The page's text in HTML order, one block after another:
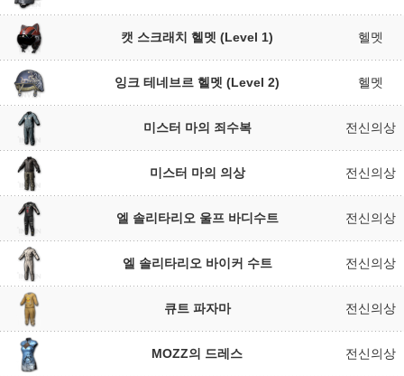
캣 스크래치 헬멧 (Level 1) 헬멧
잉크 테네브르 헬멧 (Level 2) 헬멧
미스터 마의 죄수복 전신의상
미스터 마의 의상 전신의상
엘 솔리타리오 울프 바디수트 전신의상
엘 솔리타리오 바이커 수트 전신의상
큐트 파자마 전신의상
MOZZ의 드레스 전신의상